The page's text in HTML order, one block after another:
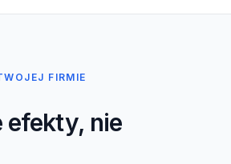
FIRMIE
efekty, nie